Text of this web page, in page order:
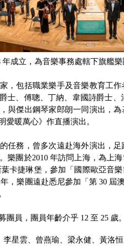
成立，為音樂事務處轄下旗艦樂
，包括職業樂手及音樂教育工
士、傅聰、丁納、韋國詩爵士
與傑出鋼琴家郎朗一同演出，
愛暖萬心》作直播演出。
任務，曾多次遠赴海外演出，
樂團於2010 年訪問上海，為上
卡捷琳堡，參加「國際歐亞音
，樂團遠赴悉尼參加「第 30
團員，團員年齡介乎 12 至 25 歲。
李星雲、曾燕瑜、梁永健、黃洛恒